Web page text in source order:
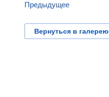
Предыдущее
Вернуться в галерею